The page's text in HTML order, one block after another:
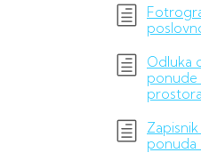
Odluka
ponude
ponuda